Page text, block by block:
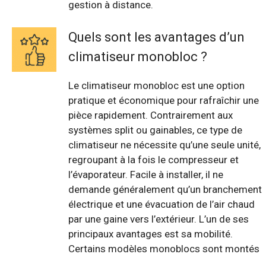
gestion à distance.
Quels sont les avantages d’un
climatiseur monobloc ?
Le climatiseur monobloc est une option
pratique et économique pour rafraîchir une
pièce rapidement. Contrairement aux
systèmes split ou gainables, ce type de
climatiseur ne nécessite qu’une seule unité,
regroupant à la fois le compresseur et
l’évaporateur. Facile à installer, il ne
demande généralement qu’un branchement
électrique et une évacuation de l’air chaud
par une gaine vers l’extérieur. L’un de ses
principaux avantages est sa mobilité.
Certains modèles monoblocs sont montés